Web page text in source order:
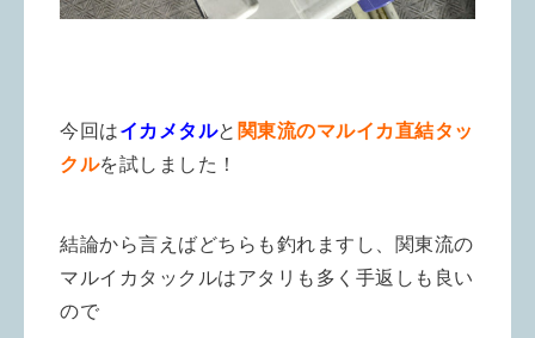
今回はイカメタルと 関東流のマルイカ直結タッ
クルを試しました！
結論から言えばどちらも釣れますし、関東流の
マルイカタックルはアタリも多く手返しも良い
ので